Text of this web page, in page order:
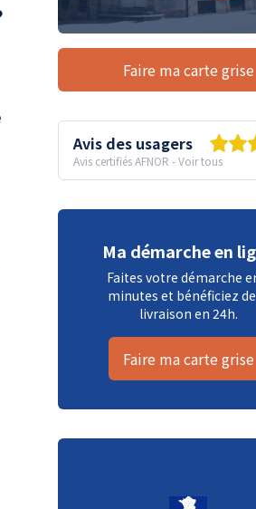
Faire ma carte grise
Avis des usagers
Avis certifiés AFNOR -Voir tous
Ma démarche en
Faites votre démarche
minutes et bénéficiez
livraison en 24h.
Faire ma carte grise